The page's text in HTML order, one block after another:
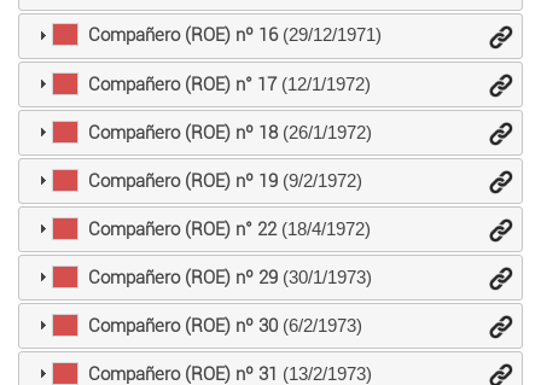
Compañero (ROE) nº 16(29/12/1971)
Compañero (ROE) n° 17(12/1/1972)
Compañero (ROE) nº 18(26/1/1972)
Compañero (ROE) nº 19(9/2/1972)
Compañero (ROE) n° 22(18/4/1972)
Compañero (ROE) nº 29(30/1/1973)
Compañero (ROE) nº 30(6/2/1973)
Compañero (ROE) nº 31 (13/2/1973)